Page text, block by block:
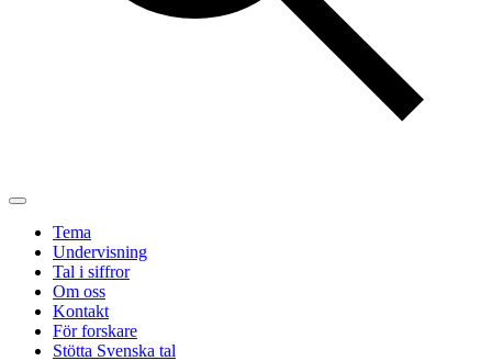
Tema
Undervisning
Tal i siffror
Om oss
Kontakt
För forskare
Stötta Svenska tal